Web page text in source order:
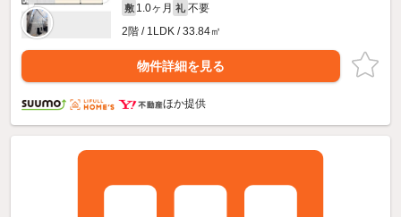
敷 1.0ヶ月 礼 不要
2階 / 1LDK / 33.84㎡
物件詳細を見る
ほか提供